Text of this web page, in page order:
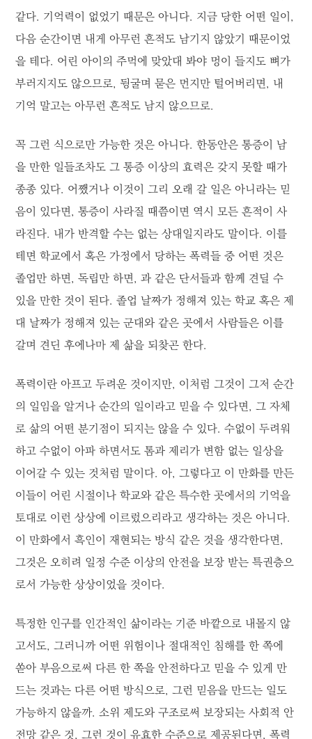
같다. 기억력이 없었기 때문은 아니다. 지금 당한 어떤 일이,
다음 순간이면 내게 아무런 흔적도 남기지 않았기 때문이었
을 테다. 어린 아이의 주먹에 맞았대 봐야 멍이 들지도 뼈가
부러지지도 않으므로, 뒹굴며 묻은 먼지만 털어버리면, 내
기억 말고는 아무런 흔적도 남지 않으므로.
꼭 그런 식으로만 가능한 것은 아니다. 한동안은 통증이 남
을 만한 일들조차도 그 통증 이상의 효력은 갖지 못할 때가
종종 있다. 어쨌거나 이것이 그리 오래 갈 일은 아니라는 믿
음이 있다면, 통증이 사라질 때쯤이면 역시 모든 흔적이 사
라진다. 내가 반격할 수는 없는 상대일지라도 말이다. 이를
테면 학교에서 혹은 가정에서 당하는 폭력들 중 어떤 것은
졸업만 하면, 독립만 하면, 과 같은 단서들과 함께 견딜 수
있을 만한 것이 된다. 졸업 날짜가 정해져 있는 학교 혹은 제
대 날짜가 정해져 있는 군대와 같은 곳에서 사람들은 이를
갈며 견딘 후에나마 제 삶을 되찾곤 한다.
폭력이란 아프고 두려운 것이지만, 이처럼 그것이 그저 순간
의 일임을 알거나 순간의 일이라고 믿을 수 있다면, 그 자체
로 삶의 어떤 분기점이 되지는 않을 수 있다. 수없이 두려워
하고 수없이 아파 하면서도 톰과 제리가 변함 없는 일상을
이어갈 수 있는 것처럼 말이다. 아, 그렇다고 이 만화를 만든
이들이 어린 시절이나 학교와 같은 특수한 곳에서의 기억을
토대로 이런 상상에 이르렀으리라고 생각하는 것은 아니다.
이 만화에서 흑인이 재현되는 방식 같은 것을 생각한다면,
그것은 오히려 일정 수준 이상의 안전을 보장 받는 특권층으
로서 가능한 상상이었을 것이다.
특정한 인구를 인간적인 삶이라는 기준 바깥으로 내몰지 않
고서도, 그러니까 어떤 위험이나 절대적인 침해를 한 쪽에
쏟아 부음으로써 다른 한 쪽을 안전하다고 믿을 수 있게 만
드는 것과는 다른 어떤 방식으로, 그런 믿음을 만드는 일도
가능하지 않을까. 소위 제도와 구조로써 보장되는 사회적 안
전망 같은 것, 그런 것이 유효한 수준으로 제공된다면, 폭력